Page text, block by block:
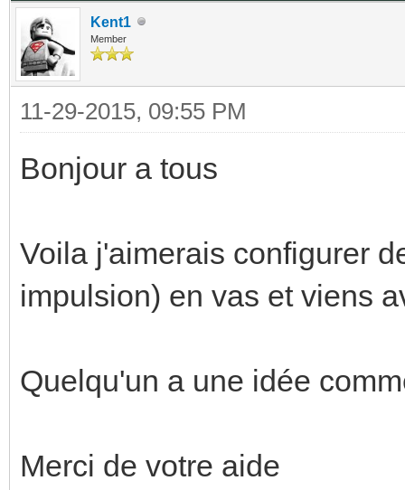
Kent1
Member
11-29-2015, 09:55 PM
Bonjour a tous
Voila j'aimerais configurer
impulsion) en vas et viens
Quelqu'un a une idée
Merci de votre aide